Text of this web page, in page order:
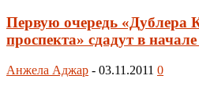
Первую очередь «Дублера
проспекта» сдадут в
Анжела Аджар - 03.11.2011 0